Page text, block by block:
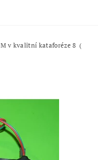
v kvalitní kataforéze 8 (